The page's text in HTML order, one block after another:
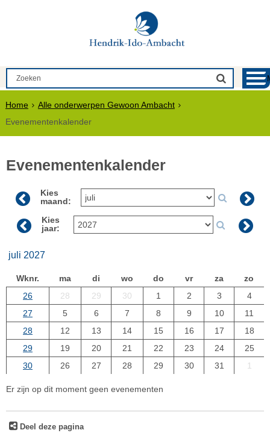
Home
Alle onderwerpen Gewoon Ambacht
Evenementenkalender
Evenementenkalender
Kies
maand:
Kies
jaar:
juli 2027
Wknr. ma di wo do vr za
zo
26
28 29 30 1 2 3
4
27
5 6 7 8 9 10
11
28
12 13 14 15 16 17
18
29
19 20 21 22 23 24
25
30
26 27 28 29 30 31 1
Er zijn op dit moment geen evenementen
Deel deze pagina